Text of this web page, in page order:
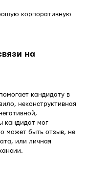
корпоративную
на
кандидату в
неконструктивная
кандидат мог
может быть отзыв, не
или личная